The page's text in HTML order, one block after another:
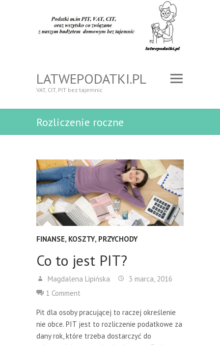
LATWEPODATKI.PL
VAT, CIT, PIT bez tajemnic
Rozliczenie roczne
FINANSE, KOSZTY, PRZYCHODY
Co to jest PIT?
Magdalena Lipińska
3 marca, 2016
1 Comment
Pit dla osoby pracującej to raczej określenie
nie obce. PIT jest to rozliczenie podatkowe za
dany rok, które trzeba dostarczyć do